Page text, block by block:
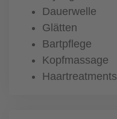
Dauerwelle
Glätten
Bartpflege
Kopfmassage
Haartreatments